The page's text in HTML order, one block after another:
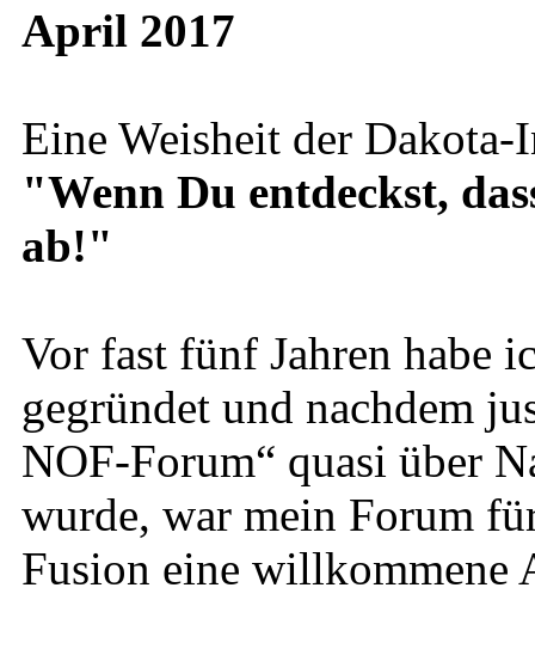
April 2017
Eine Weisheit der Dakota-
"Wenn Du entdeckst,
ab!"
Vor fast fünf Jahren habe
gegründet und nachdem
NOF-Forum“ quasi über
wurde, war mein Forum
Fusion eine willkommene